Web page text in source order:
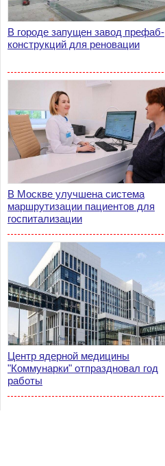
В городе запущен завод префаб-
конструкций для реновации
В Москве улучшена система
маршрутизации пациентов для
госпитализации
Центр ядерной медицины
"Коммунарки" отпраздновал год
работы